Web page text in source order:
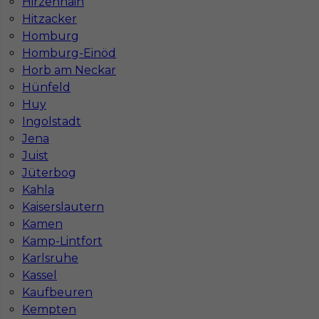
Hitzacker
Homburg
Homburg-Einöd
Horb am Neckar
Hünfeld
Huy
Ingolstadt
Jena
Juist
Jüterbog
Kahla
Kaiserslautern
Kamen
Kamp-Lintfort
Karlsruhe
Kassel
Kaufbeuren
Kempten
Praca Hamburg
Praca Berlin
Praca Hannover
Praca Dortmund
Praca Magdeburg